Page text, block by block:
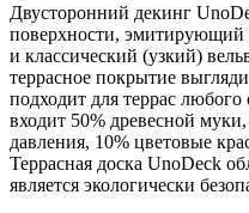
Двусторонний декинг
поверхности, эмитирующий
и классический (узкий)
террасное покрытие
подходит для террас
входит 50% древесной
давления, 10% цветовые
Террасная доска UnoDeck
является экологически